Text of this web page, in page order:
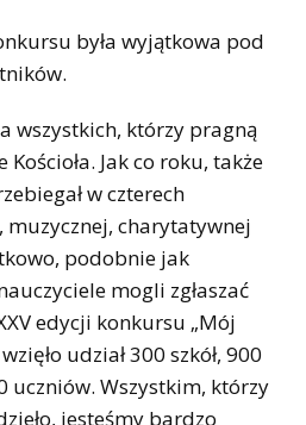
była wyjątkowa pod
wszystkich, którzy pragną
Jak co roku, także
w czterech
charytatywnej
podobnie jak
mogli zgłaszać
edycji konkursu „Mój
udział 300 szkół, 900
uczniów. Wszystkim, którzy
jesteśmy bardzo